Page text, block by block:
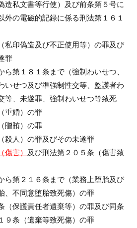
造私文書等行使）及び前条第５号に
外の電磁的記録に係る刑法第１６１
私印偽造及び不正使用等）の罪及び
罪
ら第１８１条まで（強制わいせつ、
いせつ及び準強制性交等、監護者わ
等、未遂罪、強制わいせつ等致死
重婚）の罪
贈賄）の罪
殺人）の罪及びその未遂罪
傷害） 及び刑法第２０５条（傷害致
ら第２１６条まで（業務上堕胎及び
、不同意堕胎致死傷）の罪
（保護責任者遺棄等）の罪及び同条
９条（遺棄等致死傷）の罪